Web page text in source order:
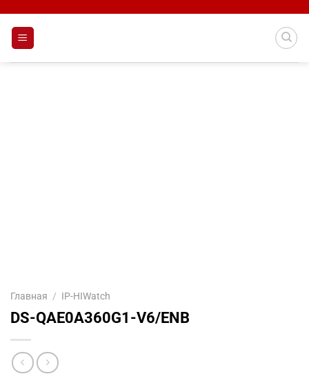
content
Главная / IP-HIWatch
DS-QAE0A360G1-V6/ENB